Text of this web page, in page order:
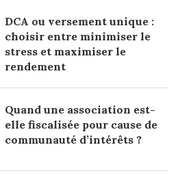
DCA ou versement unique :
choisir entre minimiser le
stress et maximiser le
rendement
Quand une association est-
elle fiscalisée pour cause de
communauté d’intérêts ?